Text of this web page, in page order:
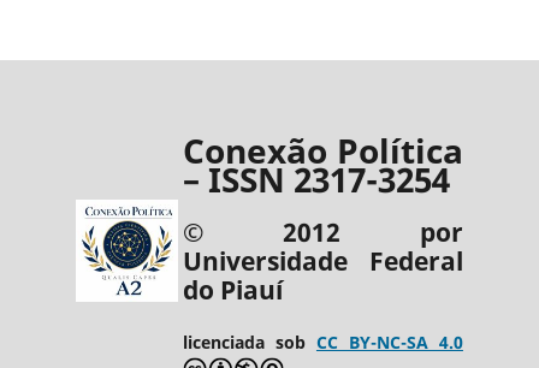
Conexão Política
– ISSN 2317-3254
© 2012 por
Universidade Federal
do Piauí
licenciada sob CC BY-NC-SA 4.0